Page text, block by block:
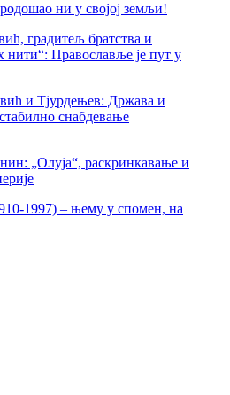
ни у својој земљи!
градитељ братства и
нити“: Православље је пут у
и Тјурдењев: Држава и
снабдевање
„Олуја“, раскринкавање и
1997) – њему у спомен, на